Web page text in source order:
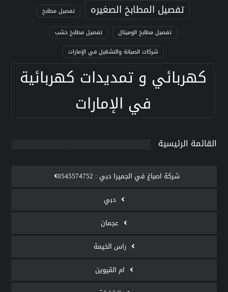
تفصيل المطابخ الصغيره
تفصيل مطابخ
تفصيل مطابخ الوميتال
تفصيل مطابخ خشب
شركات الصيانة والتشغيل في الإمارات
كهربائي و تمديدات كهربائية
في الإمارات
القائمة الرئيسية
‫شركة اصباغ في الجميرا دبي : 0545574752
دبي
عجمان
راس الخيمة
ام القيوين